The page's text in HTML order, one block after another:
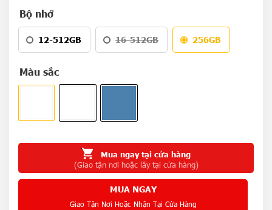
Bộ nhớ
12-512GB 16-512GB 256GB
Màu sắc
Mua ngay tại cửa hàng
(Giao tận nơi hoặc lấy tại cửa hàng)
MUA NGAY
Giao Tận Nơi Hoặc Nhận Tại Cửa Hàng